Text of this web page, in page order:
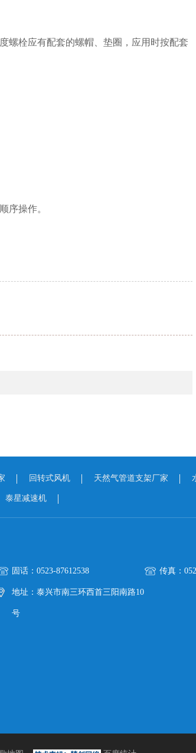
螺栓应有配套的螺帽、垫圈，应用时按配套
序操作。
回转式风机 天然气管道支架厂家
泰星减速机
固话：0523-87612538 传真：
地址：泰兴市南三环西首三阳南路10
号